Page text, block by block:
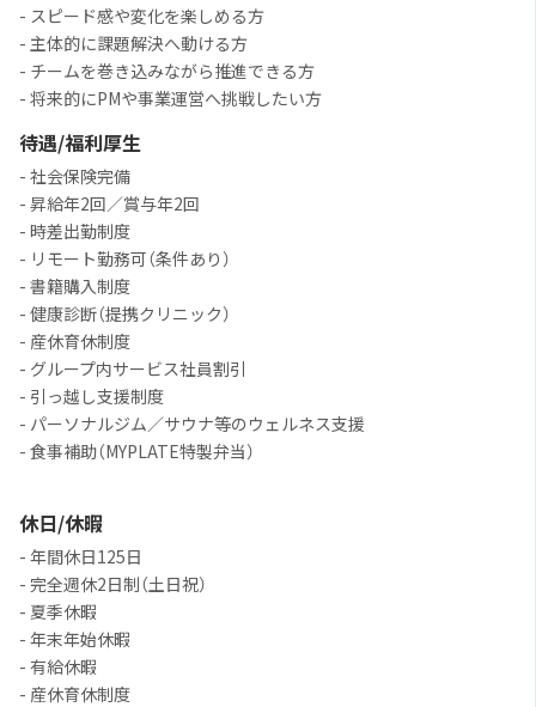
- スピード感や変化を楽しめる方
- 主体的に課題解決へ動ける方
- チームを巻き込みながら推進できる方
- 将来的にPMや事業運営へ挑戦したい方
待遇/福利厚生
- 社会保険完備
- 昇給年2回／賞与年2回
- 時差出勤制度
- リモート勤務可（条件あり）
- 書籍購入制度
- 健康診断（提携クリニック）
- 産休育休制度
- グループ内サービス社員割引
- 引っ越し支援制度
- パーソナルジム／サウナ等のウェルネス支援
- 食事補助（MYPLATE特製弁当）
休日/休暇
- 年間休日125日
- 完全週休2日制（土日祝）
- 夏季休暇
- 年末年始休暇
- 有給休暇
- 産休育休制度